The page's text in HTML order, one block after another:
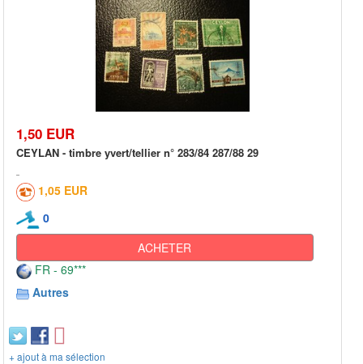
1,50 EUR
CEYLAN - timbre yvert/tellier n° 283/84 287/88 29
1,05 EUR
0
ACHETER
FR - 69***
Autres
+ ajout à ma sélection